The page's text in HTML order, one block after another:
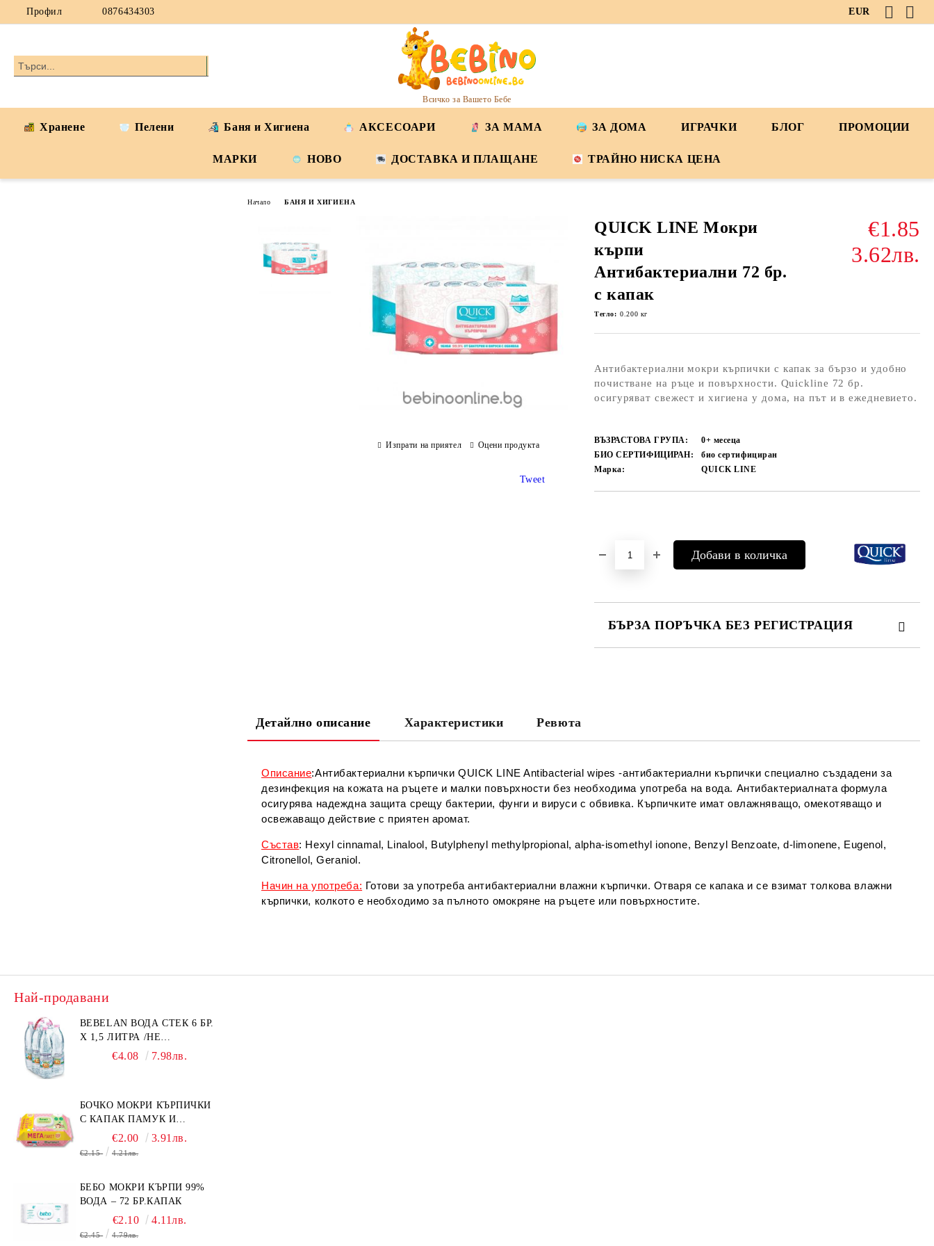
Профил 0876434303 EUR
Всичко за Вашето Бебе
Хранене Пелени Баня и Хигиена АКСЕСОАРИ ЗА МАМА ЗА ДОМА ИГРАЧКИ БЛОГ ПРОМОЦИИ
МАРКИ НОВО ДОСТАВКА И ПЛАЩАНЕ ТРАЙНО НИСКА ЦЕНА
Начало БАНЯ И ХИГИЕНА
QUICK LINE Мокри
кърпи
Антибактериални 72 бр.
с капак
€1.85
3.62лв.
Тегло: 0.200 кг
Антибактериални мокри кърпички с капак за бързо и удобно
почистване на ръце и повърхности. Quickline 72 бр.
осигуряват свежест и хигиена у дома, на път и в ежедневието.
ВЪЗРАСТОВА ГРУПА:
0+ месеца
БИО СЕРТИФИЦИРАН:
био сертифициран
Марка:
QUICK LINE
БЪРЗА ПОРЪЧКА БЕЗ РЕГИСТРАЦИЯ
данни
Изпрати на приятел Оцени продукта
Tweet
Детайлно описание Характеристики Ревюта
Описание:Антибактериални кърпички QUICK LINE Antibacterial wipes -антибактериални кърпички специално създадени за
дезинфекция на кожата на ръцете и малки повърхности без необходима употреба на вода. Антибактериалната формула
осигурява надеждна защита срещу бактерии, фунги и вируси с обвивка. Кърпичките имат овлажняващо, омекотяващо и
освежаващо действие с приятен аромат.
Състав: Hexyl cinnamal, Linalool, Butylphenyl methylpropional, alpha-isomethyl ionone, Benzyl Benzoate, d-limonene, Eugenol,
Citronellol, Geraniol.
Начин на употреба: Готови за употреба антибактериални влажни кърпички. Отваря се капака и се взимат толкова влажни
кърпички, колкото е необходимо за пълното омокряне на ръцете или повърхностите.
Най-продавани
BEBELAN ВОДА СТЕК 6 БР.
Х 1,5 ЛИТРА /НЕ
ИЗПРАЩАМЕ С КУРИЕР/
€4.08 7.98лв.
БОЧКО МОКРИ КЪРПИЧКИ
С КАПАК ПАМУК И
СМРАДЛИКА 120БР.
€2.00 3.91лв.
€2.15 4.21лв.
БЕБО МОКРИ КЪРПИ 99%
ВОДА – 72 БР.КАПАК
€2.10 4.11лв.
€2.45 4.79лв.